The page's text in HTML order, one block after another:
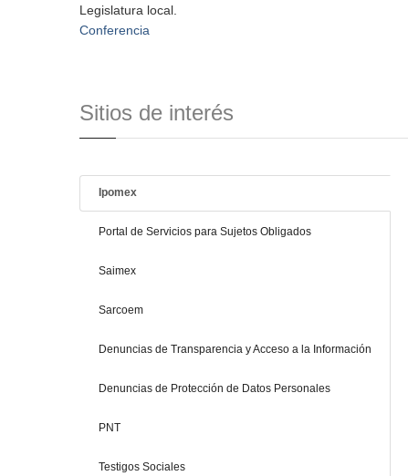
Legislatura local.
Conferencia
Sitios de interés
Ipomex
Portal de Servicios para Sujetos Obligados
Saimex
Sarcoem
Denuncias de Transparencia y Acceso a la Información
Denuncias de Protección de Datos Personales
PNT
Testigos Sociales